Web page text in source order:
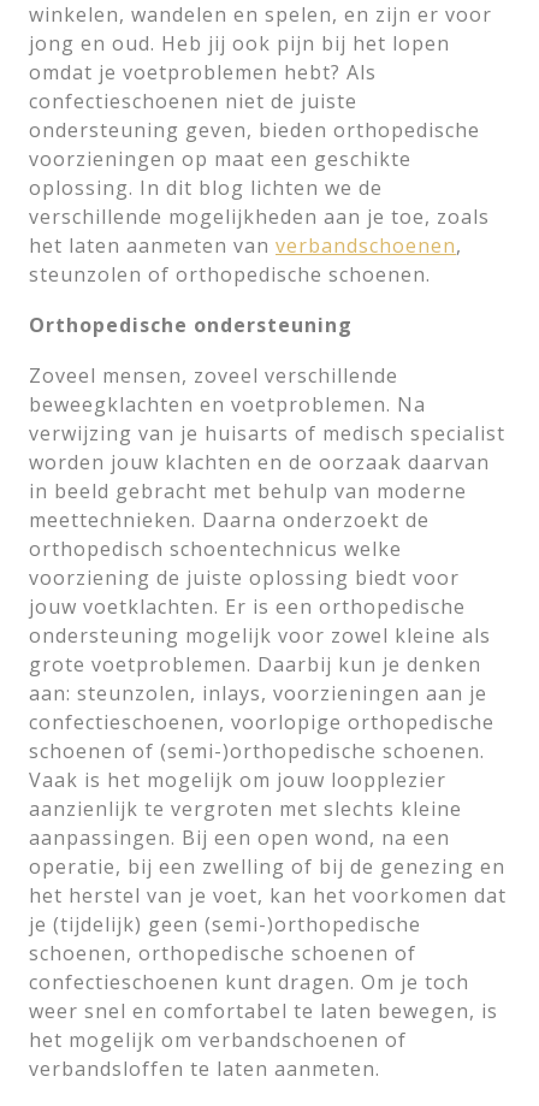
winkelen, wandelen en spelen, en zijn er voor
jong en oud. Heb jij ook pijn bij het lopen
omdat je voetproblemen hebt? Als
confectieschoenen niet de juiste
ondersteuning geven, bieden orthopedische
voorzieningen op maat een geschikte
oplossing. In dit blog lichten we de
verschillende mogelijkheden aan je toe, zoals
het laten aanmeten van verbandschoenen,
steunzolen of orthopedische schoenen.
Orthopedische ondersteuning
Zoveel mensen, zoveel verschillende
beweegklachten en voetproblemen. Na
verwijzing van je huisarts of medisch specialist
worden jouw klachten en de oorzaak daarvan
in beeld gebracht met behulp van moderne
meettechnieken. Daarna onderzoekt de
orthopedisch schoentechnicus welke
voorziening de juiste oplossing biedt voor
jouw voetklachten. Er is een orthopedische
ondersteuning mogelijk voor zowel kleine als
grote voetproblemen. Daarbij kun je denken
aan: steunzolen, inlays, voorzieningen aan je
confectieschoenen, voorlopige orthopedische
schoenen of (semi-)orthopedische schoenen.
Vaak is het mogelijk om jouw loopplezier
aanzienlijk te vergroten met slechts kleine
aanpassingen. Bij een open wond, na een
operatie, bij een zwelling of bij de genezing en
het herstel van je voet, kan het voorkomen dat
je (tijdelijk) geen (semi-)orthopedische
schoenen, orthopedische schoenen of
confectieschoenen kunt dragen. Om je toch
weer snel en comfortabel te laten bewegen, is
het mogelijk om verbandschoenen of
verbandsloffen te laten aanmeten.